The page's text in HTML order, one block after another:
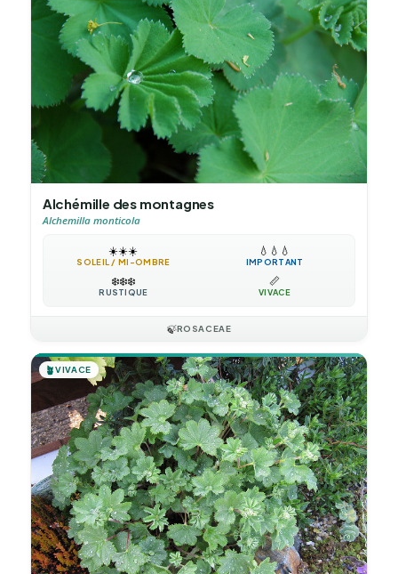
Alchémille des montagnes
Alchemilla monticola
☀️☀️☀️
SOLEIL / MI-OMBRE
💧 💧 💧
IMPORTANT
❄️❄️❄️
RUSTIQUE
📏
VIVACE
🍃ROSACEAE
🪴VIVACE